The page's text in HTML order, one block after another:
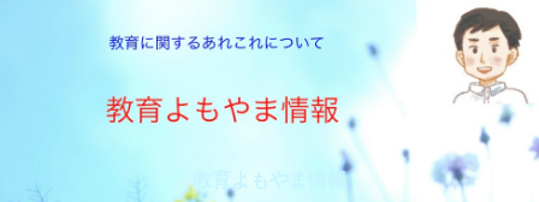
教育よもやま情報